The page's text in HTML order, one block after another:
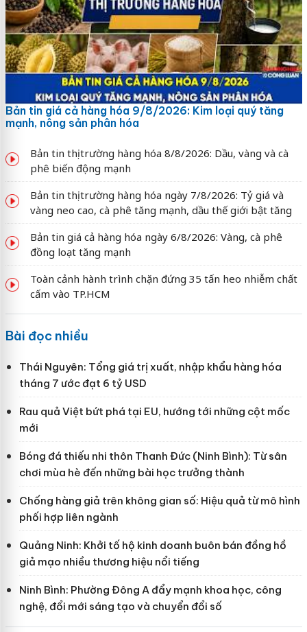
Bản tin giá cả hàng hóa 9/8/2026: Kim loại quý tăng
mạnh, nông sản phân hóa
Bản tin thị trường hàng hóa 8/8/2026: Dầu, vàng và cà
phê biến động mạnh
Bản tin thị trường hàng hóa ngày 7/8/2026: Tỷ giá và
vàng neo cao, cà phê tăng mạnh, dầu thế giới bật tăng
Bản tin giá cả hàng hóa ngày 6/8/2026: Vàng, cà phê
đồng loạt tăng mạnh
Toàn cảnh hành trình chặn đứng 35 tấn heo nhiễm chất
cấm vào TP.HCM
Bài đọc nhiều
Thái Nguyên: Tổng giá trị xuất, nhập khẩu hàng hóa
tháng 7 ước đạt 6 tỷ USD
Rau quả Việt bứt phá tại EU, hướng tới những cột mốc
mới
Bóng đá thiếu nhi thôn Thanh Đức (Ninh Bình): Từ sân
chơi mùa hè đến những bài học trưởng thành
Chống hàng giả trên không gian số: Hiệu quả từ mô hình
phối hợp liên ngành
Quảng Ninh: Khởi tố hộ kinh doanh buôn bán đồng hồ
giả mạo nhiều thương hiệu nổi tiếng
Ninh Bình: Phường Đông A đẩy mạnh khoa học, công
nghệ, đổi mới sáng tạo và chuyển đổi số